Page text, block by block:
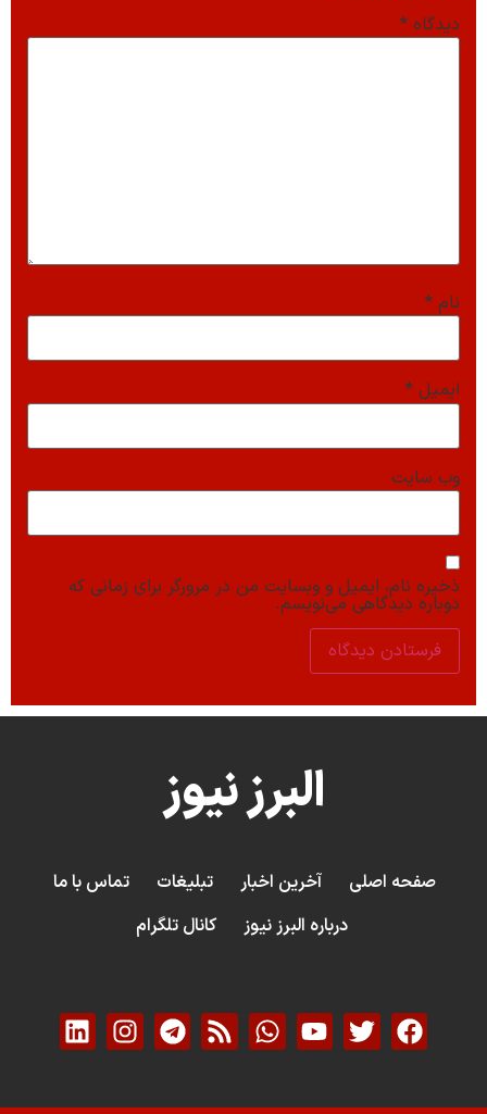
دیدگاه *
نام *
ایمیل *
وب‌ سایت
ذخیره نام، ایمیل و وبسایت من در مرورگر برای زمانی که
دوباره دیدگاهی می‌نویسم.
البرز نیوز
صفحه اصلی آخرین اخبار تبلیغات
تماس با ما
درباره البرز نیوز
کانال تلگرام